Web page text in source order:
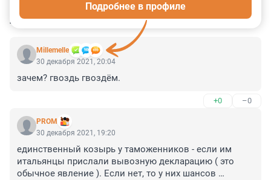
КОММЕНТАРИИ 57
Мillemelle
Подробнее в профиле
30 декабря 2021, 20:04
зачем? гвоздь гвоздём.
+0 –0
PROM
30 декабря 2021, 19:20
единственный козырь у таможенников - если им
итальянцы прислали вывозную декларацию ( это
обычное явление ). Если нет, то у них шансов